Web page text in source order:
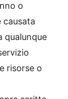
o
causata
qualunque
risorse o